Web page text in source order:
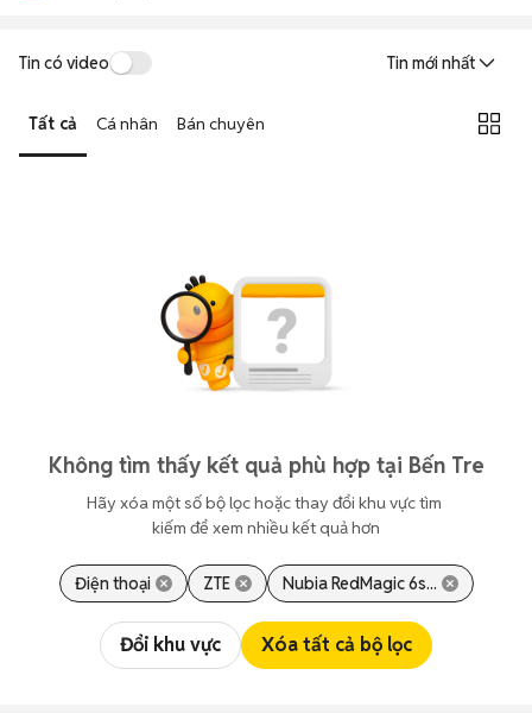
Tin có video Tin mới nhất
Tất cả Cá nhân Bán chuyên
Không tìm thấy kết quả phù hợp tại Bến Tre
Hãy xóa một số bộ lọc hoặc thay đổi khu vực tìm
kiếm để xem nhiều kết quả hơn
Điện thoại ZTE Nubia RedMagic 6s...
Đổi khu vực Xóa tất cả bộ lọc